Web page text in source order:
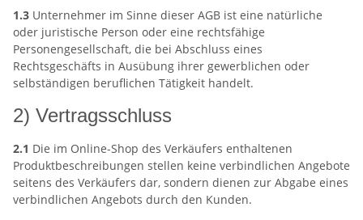
1.3 Unternehmer im Sinne dieser AGB ist eine natürliche
oder juristische Person oder eine rechtsfähige
Personengesellschaft, die bei Abschluss eines
Rechtsgeschäfts in Ausübung ihrer gewerblichen oder
selbständigen beruflichen Tätigkeit handelt.
2) Vertragsschluss
2.1 Die im Online-Shop des Verkäufers enthaltenen
Produktbeschreibungen stellen keine verbindlichen Angebote
seitens des Verkäufers dar, sondern dienen zur Abgabe eines
verbindlichen Angebots durch den Kunden.